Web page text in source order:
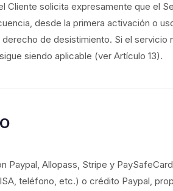
Cliente solicita expresamente que el
desde la primera activación o
de desistimiento. Si el servicio
siendo aplicable (ver Artículo 13).
Paypal, Allopass, Stripe y
teléfono, etc.) o crédito Paypal,